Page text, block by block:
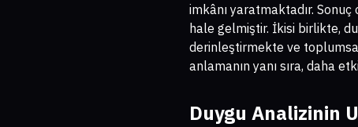
imkânı yaratmaktadır. Sonuç
hale gelmiştir. İkisi birlikte,
derinleştirmekte ve
anlamanın yanı sıra, daha
Duygu Analizinin